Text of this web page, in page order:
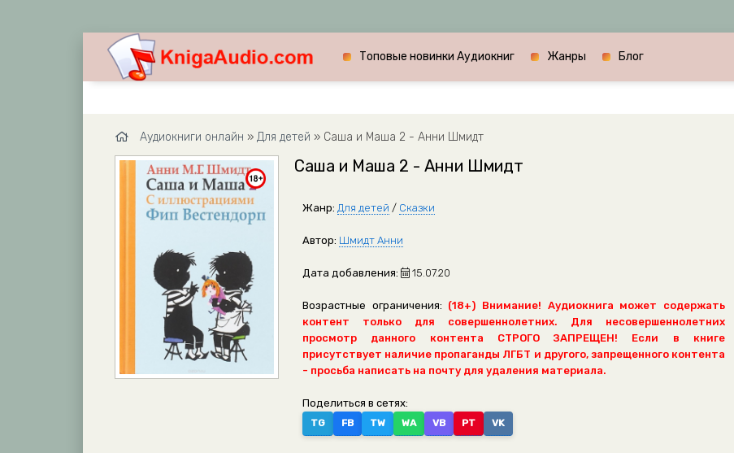
Топовые новинки Аудиокниг Жанры Блог
Аудиокниги онлайн » Для детей » Саша и Маша 2 - Анни Шмидт
Саша и Маша 2 - Анни Шмидт
Жанр: Для детей / Сказки
Автор: Шмидт Анни
Дата добавления: 15.07.20
Возрастные ограничения: (18+) Внимание! Аудиокнига может содержать
контент только для совершеннолетних. Для несовершеннолетних
просмотр данного контента СТРОГО ЗАПРЕЩЕН! Если в книге
присутствует наличие пропаганды ЛГБТ и другого, запрещенного контента
- просьба написать на почту для удаления материала.
Поделиться в сетях:
TG FB TW WA VB PT VK